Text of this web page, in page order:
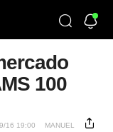
100
16 19:00 MANUEL